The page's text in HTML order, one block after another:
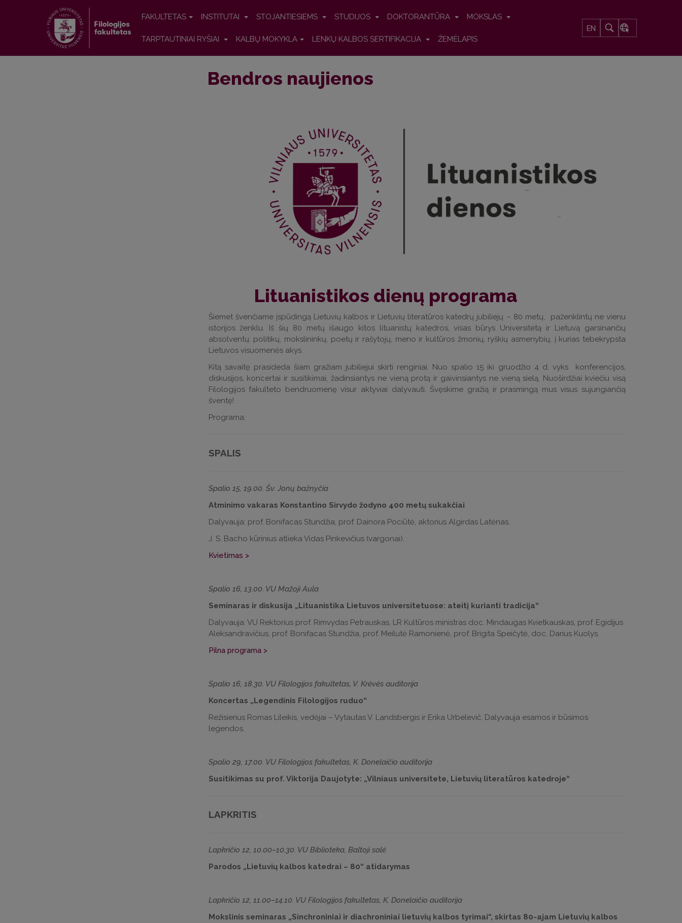
FAKULTETAS INSTITUTAI STOJANTIESIEMS STUDIJOS DOKTORANTŪRA MOKSLAS
TARPTAUTINIAI RYŠIAI KALBŲ MOKYKLA LENKŲ KALBOS SERTIFIKACIJA ŽEMĖLAPIS
EN
Bendros naujienos
Lituanistikos dienų programa
Šiemet švenčiame įspūdingą Lietuvių kalbos ir Lietuvių literatūros katedrų jubiliejų – 80 metų, paženklintų ne vienu
istorijos ženklu. Iš šių 80 metų išaugo kitos lituanistų katedros, visas būrys Universitetą ir Lietuvą garsinančių
absolventų: politikų, mokslininkų, poetų ir rašytojų, meno ir kultūros žmonių, ryškių asmenybių, į kurias tebekrypsta
Lietuvos visuomenės akys.
Kitą savaitę prasideda šiam gražiam jubiliejui skirti renginiai. Nuo spalio 15 iki gruodžio 4 d. vyks konferencijos,
diskusijos, koncertai ir susitikimai, žadinsiantys ne vieną protą ir gaivinsiantys ne vieną sielą. Nuoširdžiai kviečiu visą
Filologijos fakulteto bendruomenę visur aktyviai dalyvauti. Švęskime gražią ir prasmingą mus visus sujungiančią
šventę!
Programa:
SPALIS
Spalio 15, 19.00. Šv. Jonų bažnyčia
Atminimo vakaras Konstantino Sirvydo žodyno 400 metų sukakčiai
Dalyvauja: prof. Bonifacas Stundžia, prof. Dainora Pociūtė, aktorius Algirdas Latėnas.
J. S. Bacho kūrinius atlieka Vidas Pinkevičius (vargonai).
Kvietimas >
Spalio 16, 13.00. VU Mažoji Aula
Seminaras ir diskusija „Lituanistika Lietuvos universitetuose: ateitį kurianti tradicija“
Dalyvauja: VU Rektorius prof. Rimvydas Petrauskas, LR Kultūros ministras doc. Mindaugas Kvietkauskas, prof. Egidijus
Aleksandravičius, prof. Bonifacas Stundžia, prof. Meilutė Ramonienė, prof. Brigita Speičytė, doc. Darius Kuolys.
Pilna programa >
Spalio 16, 18.30. VU Filologijos fakultetas, V. Krėvės auditorija
Koncertas „Legendinis Filologijos ruduo“
Režisierius Romas Lileikis, vedėjai – Vytautas V. Landsbergis ir Erika Urbelevič. Dalyvauja esamos ir būsimos
legendos.
Spalio 29, 17.00. VU Filologijos fakultetas, K. Donelaičio auditorija
Susitikimas su prof. Viktorija Daujotyte: „Vilniaus universitete, Lietuvių literatūros katedroje“
LAPKRITIS
Lapkričio 12, 10.00–10.30. VU Biblioteka, Baltoji salė
Parodos „Lietuvių kalbos katedrai – 80“ atidarymas
Lapkričio 12, 11.00–14.10. VU Filologijos fakultetas, K. Donelaičio auditorija
Mokslinis seminaras „Sinchroniniai ir diachroniniai lietuvių kalbos tyrimai“, skirtas 80-ajam Lietuvių kalbos